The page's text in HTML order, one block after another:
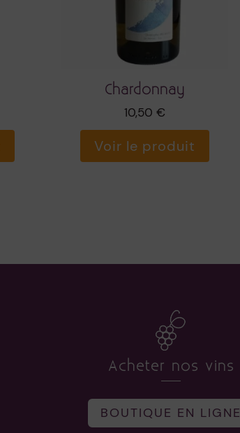
Chardonnay
10,50 €
Voir le produit
Acheter nos vins
BOUTIQUE EN LIGNE